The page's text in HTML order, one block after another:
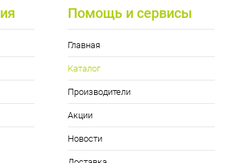
Помощь и сервисы
Главная
Каталог
Производители
Акции
Новости